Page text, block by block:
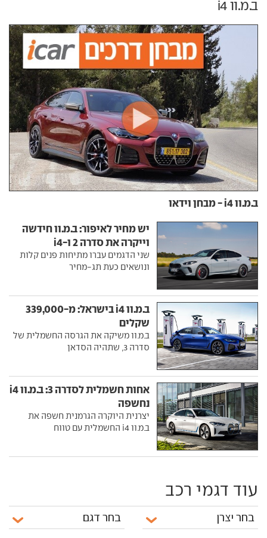
ב.מ.וו i4
ב.מ.וו i4 - מבחן וידאו
יש מחיר לאיפור: ב.מ.וו חידשה
וייקרה את סדרה 2 ו-i4
שני הדגמים עברו מתיחות פנים קלות
ונושאים כעת תג-מחיר
ב.מ.וו i4 בישראל: מ-339,000
שקלים
ב.מ.וו משיקה את הגרסה החשמלית של
סדרה 3, שתהיה הסדאן
אחות חשמלית לסדרה 3: ב.מ.וו i4
נחשפה
יצרנית היוקרה הגרמנית חשפה את
ב.מ.וו i4 החשמלית עם טווח
עוד דגמי רכב